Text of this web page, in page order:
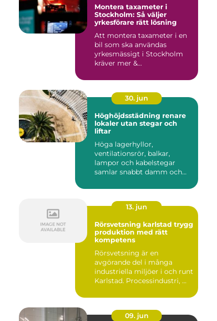
Montera taxameter i
Stockholm: Så väljer
yrkesförare rätt lösning
Att montera taxameter i en
bil som ska användas
yrkesmässigt i Stockholm
kräver mer &...
30. jun
Höghöjdsstädning renare
lokaler utan stegar och
liftar
Höga lagerhyllor,
ventilationsrör, balkar,
lampor och kabelstegar
samlar snabbt damm och
13. jun
Rörsvetsning karlstad trygg
produktion med rätt
kompetens
Rörsvetsning är en
avgörande del i många
industriella miljöer i och runt
Karlstad. Processindustri, ...
09. jun